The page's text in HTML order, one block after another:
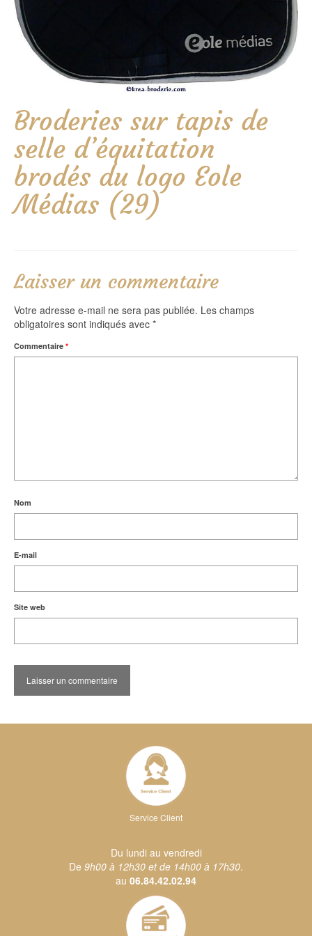
Broderies sur tapis de
selle d’équitation
brodés du logo Eole
Médias (29)
Laisser un commentaire
Votre adresse e-mail ne sera pas publiée. Les champs
obligatoires sont indiqués avec *
Commentaire *
Nom
E-mail
Site web
Service Client
Du lundi au vendredi
De 9h00 à 12h30 et de 14h00 à 17h30.
au 06.84.42.02.94